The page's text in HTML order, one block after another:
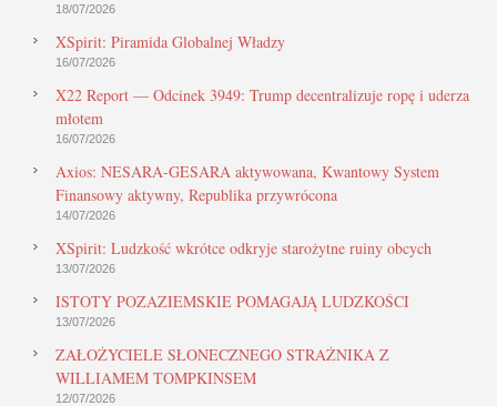
18/07/2026
XSpirit: Piramida Globalnej Władzy
16/07/2026
X22 Report — Odcinek 3949: Trump decentralizuje ropę i uderza
młotem
16/07/2026
Axios: NESARA-GESARA aktywowana, Kwantowy System
Finansowy aktywny, Republika przywrócona
14/07/2026
XSpirit: Ludzkość wkrótce odkryje starożytne ruiny obcych
13/07/2026
ISTOTY POZAZIEMSKIE POMAGAJĄ LUDZKOŚCI
13/07/2026
ZAŁOŻYCIELE SŁONECZNEGO STRAŻNIKA Z
WILLIAMEM TOMPKINSEM
12/07/2026